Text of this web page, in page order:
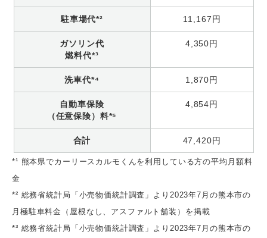
駐車場代*² 11,167円
ガソリン代
燃料代*³
4,350円
洗車代*⁴ 1,870円
自動車保険
（任意保険）料*⁵
4,854円
合計 47,420円
*¹ 熊本県でカーリースカルモくんを利用している方の平均月額料
金
*² 総務省統計局「小売物価統計調査」より2023年7月の熊本市の
月極駐車料金（屋根なし、アスファルト舗装）を掲載
*³ 総務省統計局「小売物価統計調査」より2023年7月の熊本市の